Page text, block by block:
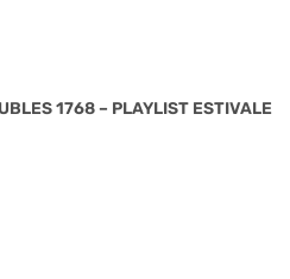
1768 – PLAYLIST ESTIVALE